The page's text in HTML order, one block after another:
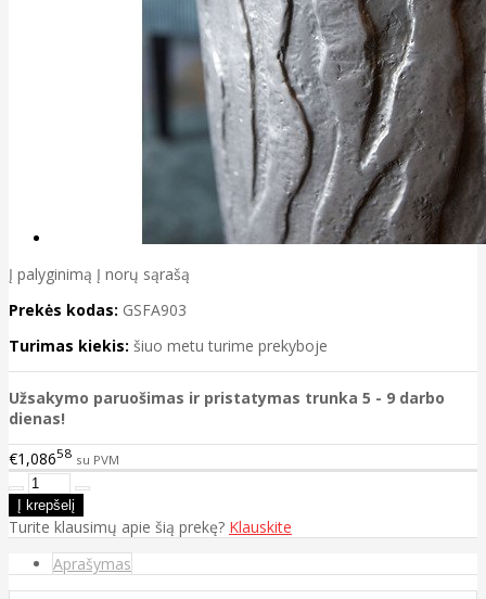
Į palyginimą Į norų sąrašą
Prekės kodas: GSFA903
Turimas kiekis: šiuo metu turime prekyboje
Užsakymo paruošimas ir pristatymas trunka 5 - 9 darbo
dienas!
€1,08658 su PVM
Turite klausimų apie šią prekę? Klauskite
Aprašymas